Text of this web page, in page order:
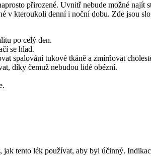
přirozené. Uvnitř nebude možné najít
v kteroukoli denní i noční dobu. Zde jsou
po celý den.
se hlad.
spalování tukové tkáně a zmírňovat
díky čemuž nebudou lidé obézní.
tento lék používat, aby byl účinný.